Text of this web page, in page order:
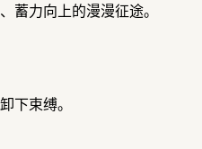
蓄力向上的漫漫征途。
下束缚。